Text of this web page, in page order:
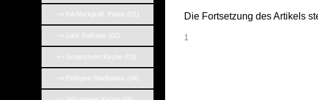
=> KA Markgräfl. Palais (01)
=> Lahr Rathaus (02)
=> Scherzheim Kirche (03)
=> Ettlingen Stadtpalais (04)
Die Fortsetzung des Artikels
1